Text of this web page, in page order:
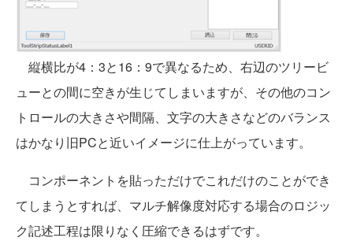
縦横比が4：3と16：9で異なるため、右辺のツリービ
ューとの間に空きが生じてしまいますが、その他のコン
トロールの大きさや間隔、文字の大きさなどのバランス
はかなり旧PCと近いイメージに仕上がっています。
コンポーネントを貼っただけでこれだけのことができ
てしまうとすれば、マルチ解像度対応する場合のロジッ
ク記述工程は限りなく圧縮できるはずです。